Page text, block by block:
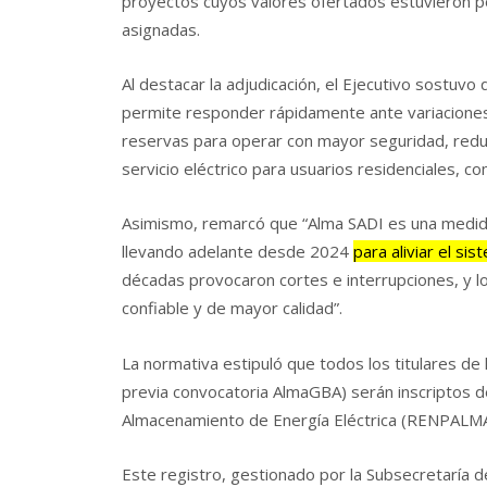
asignadas.
Al destacar la adjudicación, el Ejecutivo
permite responder rápidamente ante
reservas para operar con mayor seguridad,
servicio eléctrico para usuarios residenciales,
Asimismo, remarcó que “Alma SADI es una
llevando adelante desde 2024 para aliviar el
décadas provocaron cortes e interrupciones, y
confiable y de mayor calidad”.
La normativa estipuló que todos los titulares
previa convocatoria AlmaGBA) serán inscriptos
Almacenamiento de Energía Eléctrica
Este registro, gestionado por la Subsecretaría